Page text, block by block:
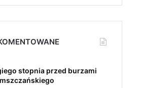
stopnia przed burzami